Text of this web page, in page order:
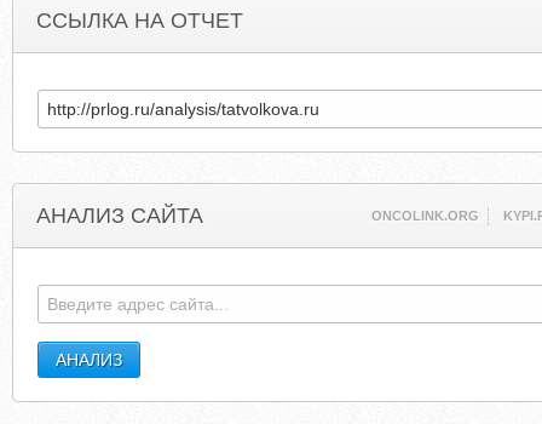
ССЫЛКА НА ОТЧЕТ
АНАЛИЗ САЙТА ONCOLINK.ORG